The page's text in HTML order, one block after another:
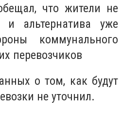
что жители не
и альтернатива уже
коммунального
перевозчиков
о том, как будут
не уточнил.